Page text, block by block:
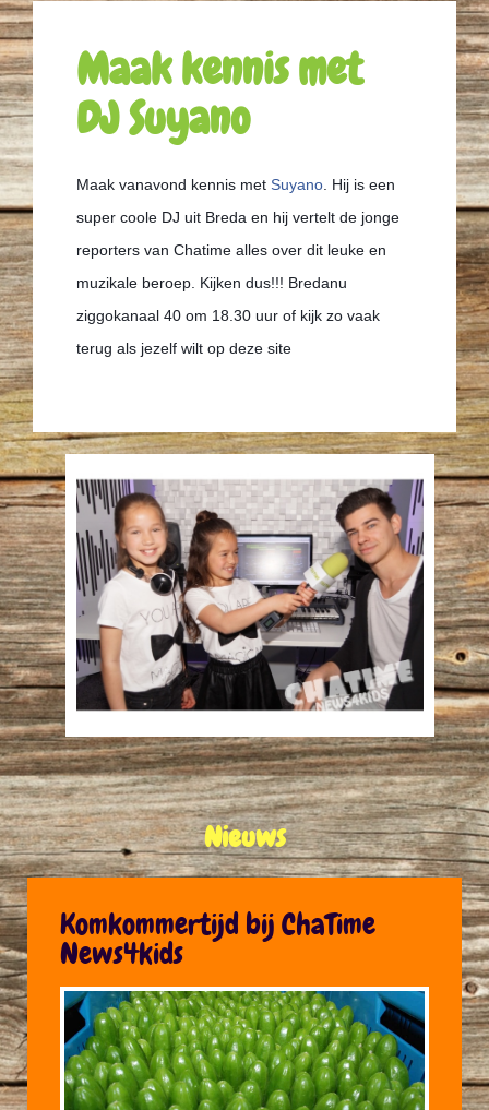
Maak kennis met
DJ Suyano
Maak vanavond kennis met Suyano . Hij is een
super coole DJ uit Breda en hij vertelt de jonge
reporters van Chatime alles over dit leuke en
muzikale beroep. Kijken dus!!! Bredanu
ziggokanaal 40 om 18.30 uur of kijk zo vaak
terug als jezelf wilt op deze site
Nieuws
Komkommertijd bij ChaTime
News4kids